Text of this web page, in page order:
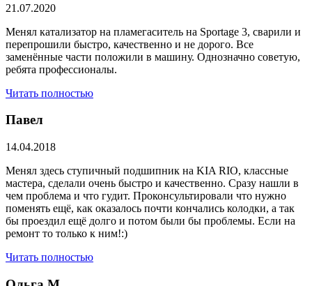
21.07.2020
Менял катализатор на пламегаситель на Sportage 3, сварили и
перепрошили быстро, качественно и не дорого. Все
заменённые части положили в машину. Однозначно советую,
ребята профессионалы.
Читать полностью
Павел
14.04.2018
Менял здесь ступичный подшипник на KIA RIO, классные
мастера, сделали очень быстро и качественно. Сразу нашли в
чем проблема и что гудит. Проконсультировали что нужно
поменять ещё, как оказалось почти кончались колодки, а так
бы проездил ещё долго и потом были бы проблемы. Если на
ремонт то только к ним!:)
Читать полностью